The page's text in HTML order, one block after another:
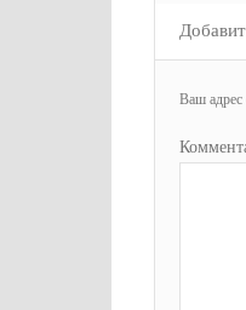
Ваш адрес